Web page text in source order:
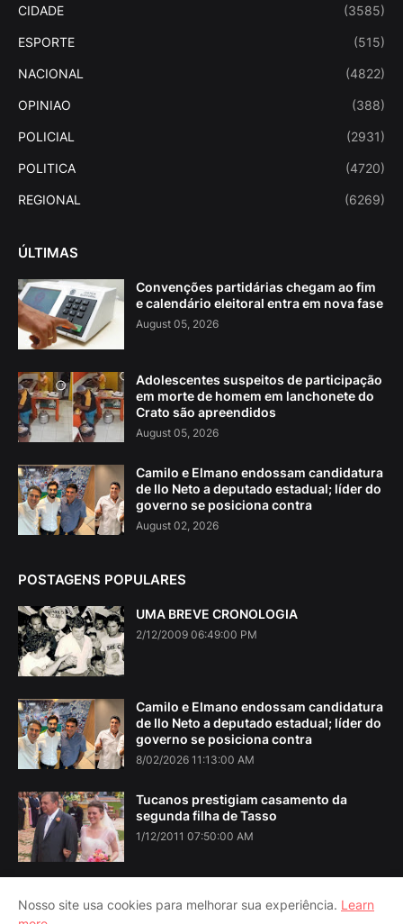
CIDADE (3585)
ESPORTE (515)
NACIONAL (4822)
OPINIAO (388)
POLICIAL (2931)
POLITICA (4720)
REGIONAL (6269)
ÚLTIMAS
Convenções partidárias chegam ao fim
e calendário eleitoral entra em nova fase
August 05, 2026
Adolescentes suspeitos de participação
em morte de homem em lanchonete do
Crato são apreendidos
August 05, 2026
Camilo e Elmano endossam candidatura
de Ilo Neto a deputado estadual; líder do
governo se posiciona contra
August 02, 2026
POSTAGENS POPULARES
UMA BREVE CRONOLOGIA
2/12/2009 06:49:00 PM
Camilo e Elmano endossam candidatura
de Ilo Neto a deputado estadual; líder do
governo se posiciona contra
8/02/2026 11:13:00 AM
Tucanos prestigiam casamento da
segunda filha de Tasso
1/12/2011 07:50:00 AM
Nosso site usa cookies para melhorar sua experiência. Learn